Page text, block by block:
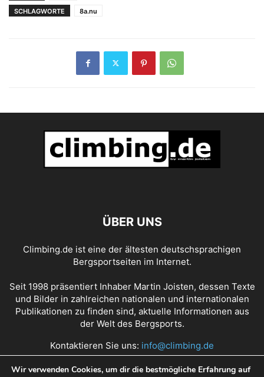
SCHLAGWORTE
8a.nu
ÜBER UNS
Climbing.de ist eine der ältesten deutschsprachigen
Bergsportseiten im Internet.
Seit 1998 präsentiert Inhaber Martin Joisten, dessen Texte
und Bilder in zahlreichen nationalen und internationalen
Publikationen zu finden sind, aktuelle Informationen aus
der Welt des Bergsports.
Kontaktieren Sie uns: info@climbing.de
Wir verwenden Cookies, um dir die bestmögliche Erfahrung auf